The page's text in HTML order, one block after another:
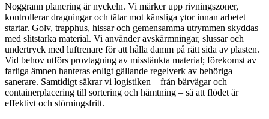
Noggrann planering är nyckeln. Vi märker upp rivningszoner,
kontrollerar dragningar och tätar mot känsliga ytor innan arbetet
startar. Golv, trapphus, hissar och gemensamma utrymmen skyddas
med slitstarka material. Vi använder avskärmningar, slussar och
undertryck med luftrenare för att hålla damm på rätt sida av plasten.
Vid behov utförs provtagning av misstänkta material; förekomst av
farliga ämnen hanteras enligt gällande regelverk av behöriga
sanerare. Samtidigt säkrar vi logistiken – från bärvägar och
containerplacering till sortering och hämtning – så att flödet är
effektivt och störningsfritt.